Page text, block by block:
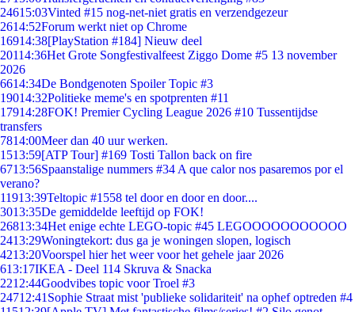
24615:03Vinted #15 nog-net-niet gratis en verzendgezeur
2614:52Forum werkt niet op Chrome
16914:38[PlayStation #184] Nieuw deel
20114:36Het Grote Songfestivalfeest Ziggo Dome #5 13 november
2026
6614:34De Bondgenoten Spoiler Topic #3
19014:32Politieke meme's en spotprenten #11
17914:28FOK! Premier Cycling League 2026 #10 Tussentijdse
transfers
7814:00Meer dan 40 uur werken.
1513:59[ATP Tour] #169 Tosti Tallon back on fire
6713:56Spaanstalige nummers #34 A que calor nos pasaremos por el
verano?
11913:39Teltopic #1558 tel door en door en door....
3013:35De gemiddelde leeftijd op FOK!
26813:34Het enige echte LEGO-topic #45 LEGOOOOOOOOOOO
2413:29Woningtekort: dus ga je woningen slopen, logisch
4213:20Voorspel hier het weer voor het gehele jaar 2026
613:17IKEA - Deel 114 Skruva & Snacka
2212:44Goodvibes topic voor Troel #3
24712:41 Sophie Straat mist 'publieke solidariteit' na ophef optreden #4